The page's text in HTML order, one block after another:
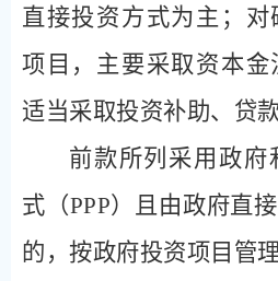
直接投资方式为主；
项目，主要采取资本金
适当采取投资补助、贷
前款所列采用政府
式（PPP）且由政府直
的，按政府投资项目管理